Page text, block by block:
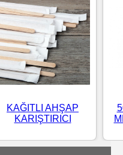
KAĞITLI AHŞAP
KARIŞTIRICI